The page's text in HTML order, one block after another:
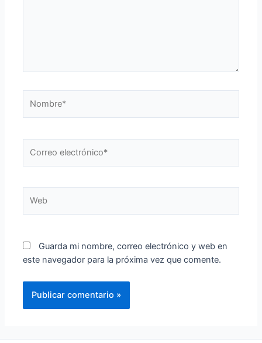
electrónico*
Guarda mi nombre, correo electrónico y web en
este navegador para la próxima vez que comente.